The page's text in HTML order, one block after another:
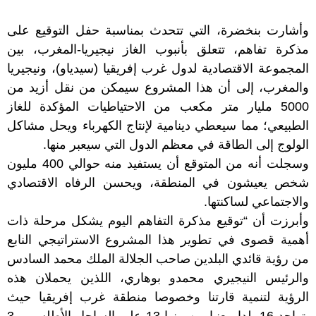
وأشارت بنخضرة، التي تتحدث بمناسبة حفل التوقيع على
مذكرة تفاهم، تتعلق بأنبوب الغاز نيجيريا-المغرب، بين
المجموعة الاقتصادية لدول غرب إفريقيا (سيدياو)، ونيجيريا
والمغرب، إلى أن هذا المشروع سيمكن من نقل أزيد من
5000 مليار متر مكعب من الاحتياطيات المؤكدة للغاز
الطبيعي؛ مما سيعطي دينامية لإنتاج الكهرباء ويحل مشاكل
الولوج إلى الطاقة في معظم الدول التي سيعبر منها.
وسجلت أنه من المتوقع أن يستفيد منه حوالي 400 مليون
شخص يعيشون في المنطقة، ويحسن الرفاه الاقتصادي
والاجتماعي لساكنتها.
وأبرزت أن “توقيع مذكرة التفاهم اليوم يشكل مرحلة ذات
أهمية قصوى في تطوير هذا المشروع الاستراتيجي النابع
من رؤية قائدي البلدين صاحب الجلالة الملك محمد السادس
والرئيس النيجيري محمدو بوهاري، اللذين يحملان هذه
الرؤية لتنمية قارتنا وخصوصا منطقة غرب إفريقيا حيث